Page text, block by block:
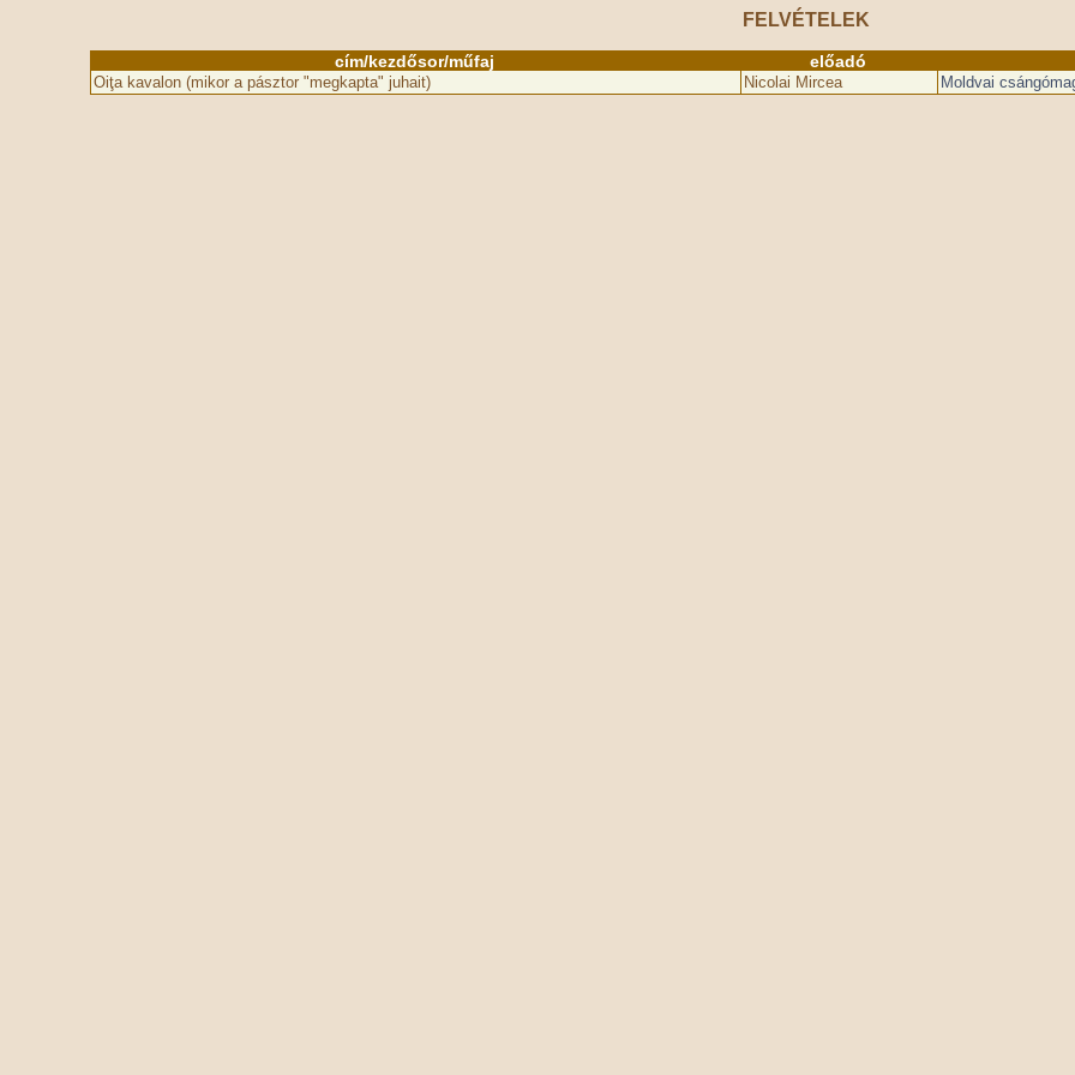
FELVÉTELEK
cím/kezdősor/műfaj előadó
Oiţa kavalon (mikor a pásztor "megkapta" juhait) Nicolai Mircea Moldvai